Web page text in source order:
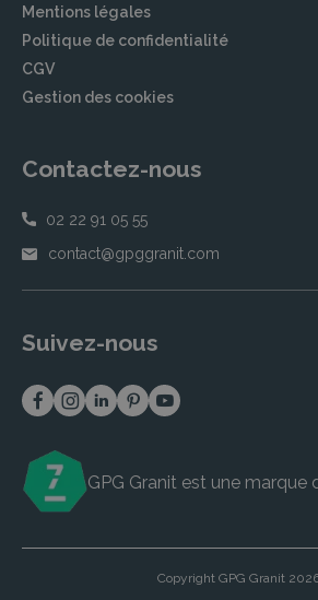
Mentions légales
Politique de confidentialité
CGV
Gestion des cookies
Contactez-nous
02 22 91 05 55
contact@gpggranit.com
Suivez-nous
GPG Granit est une marque
Copyright GPG Granit